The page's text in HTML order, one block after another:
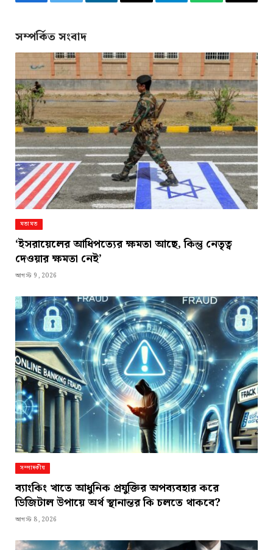
সম্পর্কিত সংবাদ
মতামত
‘ইসরায়েলের আধিপত্যের ক্ষমতা আছে, কিন্তু নেতৃত্ব
দেওয়ার ক্ষমতা নেই’
আগস্ট 9, 2026
সম্পাদকীয়
ব্যাংকিং খাতে আধুনিক প্রযুক্তির অপব্যবহার করে
ডিজিটাল উপায়ে অর্থ স্থানান্তর কি চলতে থাকবে?
আগস্ট 8, 2026